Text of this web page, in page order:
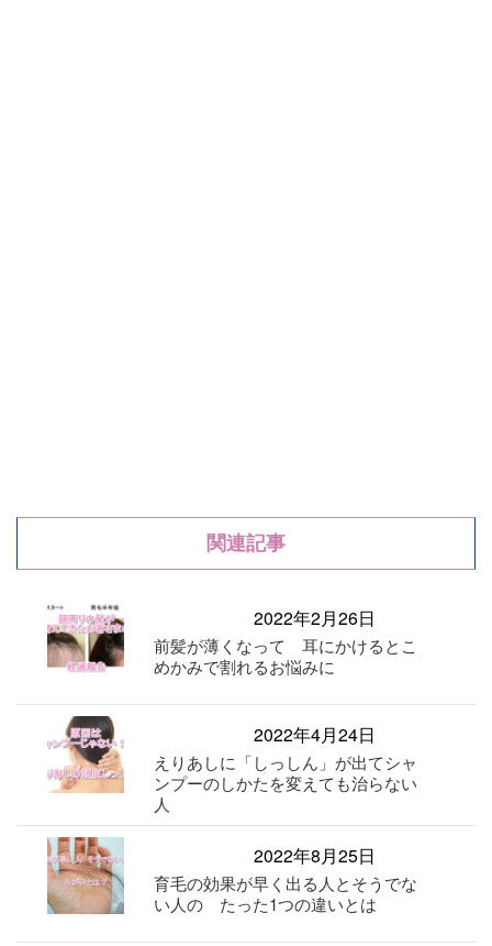
関連記事
2022年2月26日
前髪が薄くなって 耳にかけるとこ
めかみで割れるお悩みに
2022年4月24日
えりあしに「しっしん」が出てシャ
ンプーのしかたを変えても治らない
人
2022年8月25日
育毛の効果が早く出る人とそうでな
い人の たった1つの違いとは